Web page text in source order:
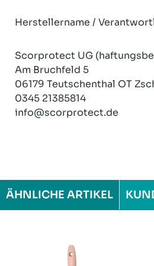
Herstellername /
Scorprotect UG
Am Bruchfeld 5
06179 Teutschenthal OT
0345 21385814
info@scorprotect.de
ÄHNLICHE ARTIKEL